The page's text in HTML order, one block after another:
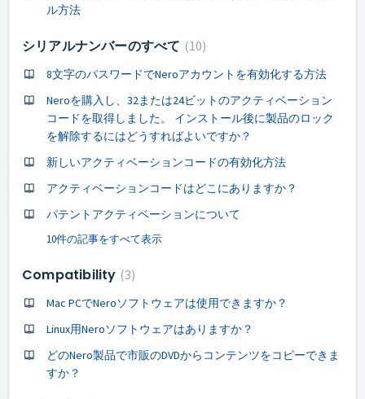
ル方法
シリアルナンバーのすべて 10
8文字のパスワードでNeroアカウントを有効化する方法
Neroを購入し、32または24ビットのアクティベーション
コードを取得しました。 インストール後に製品のロック
を解除するにはどうすればよいですか？
新しいアクティベーションコードの有効化方法
アクティベーションコードはどこにありますか？
パテントアクティベーションについて
10件の記事をすべて表示
Compatibility 3
Mac PCでNeroソフトウェアは使用できますか？
Linux用Neroソフトウェアはありますか？
どのNero製品で市販のDVDからコンテンツをコピーできま
すか？